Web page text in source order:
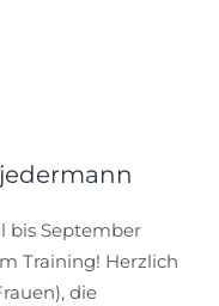
bis September
Training! Herzlich
die